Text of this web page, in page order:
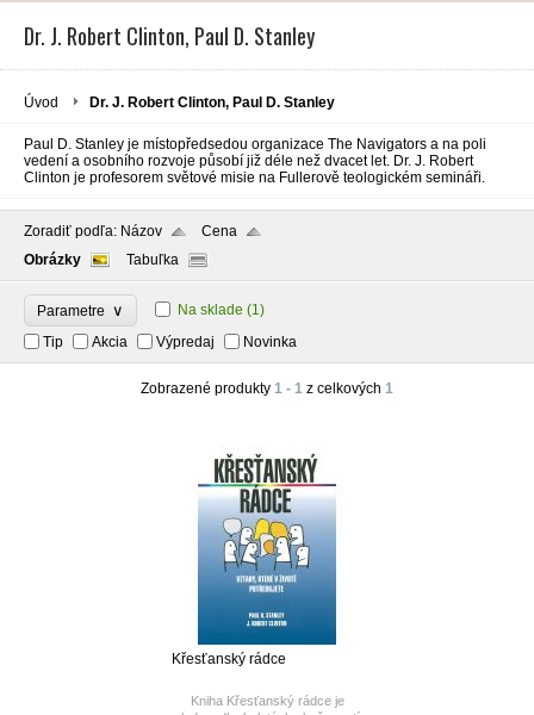
Dr. J. Robert Clinton, Paul D. Stanley
Úvod Dr. J. Robert Clinton, Paul D. Stanley
Paul D. Stanley je místopředsedou organizace The Navigators a na poli
vedení a osobního rozvoje působí již déle než dvacet let. Dr. J. Robert
Clinton je profesorem světové misie na Fullerově teologickém semináři.
Zoradiť podľa: Názov
Cena
Obrázky
Tabuľka
Parametre ∨ Na sklade (1)
Tip
Akcia Výpredaj Novinka
Zobrazené produkty 1 - 1 z celkových 1
Křesťanský rádce
Kniha Křesťanský rádce je